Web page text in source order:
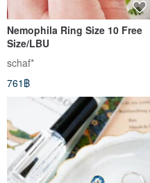
Nemophila Ring Size 10 Free
Size/LBU
schaf*
761฿